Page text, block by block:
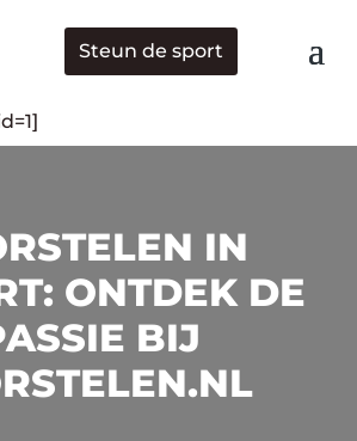
Steun de sport
IN
ONTDEK DE
BIJ